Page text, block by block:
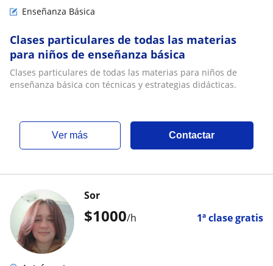
Enseñanza Básica
Clases particulares de todas las materias
para niños de enseñanza básica
Clases particulares de todas las materias para niños de
enseñanza básica con técnicas y estrategias didácticas.
ver más Contactar
$1000/h 1ª clase gratis
Sor